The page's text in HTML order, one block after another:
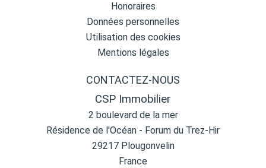
Honoraires
Données personnelles
Utilisation des cookies
Mentions légales
CONTACTEZ-NOUS
CSP Immobilier
2 boulevard de la mer
Résidence de l'Océan - Forum du Trez-Hir
29217Plougonvelin
France